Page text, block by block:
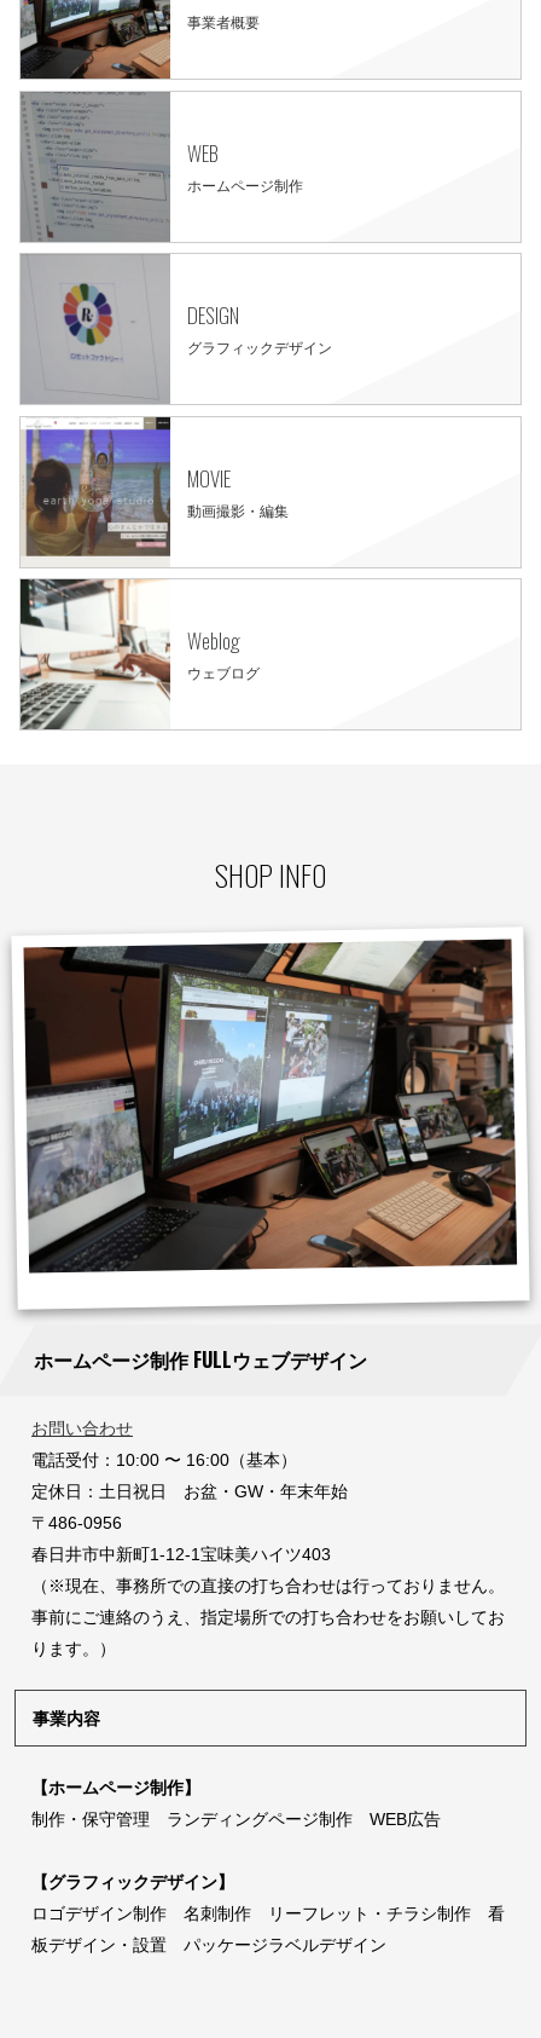
事業者概要
WEB
ホームページ制作
DESIGN
グラフィックデザイン
MOVIE
動画撮影・編集
Weblog
ウェブログ
SHOP INFO
ホームページ制作 FULLウェブデザイン
お問い合わせ
電話受付：10:00 〜 16:00（基本）
定休日：土日祝日 お盆・GW・年末年始
〒486-0956
春日井市中新町1-12-1宝味美ハイツ403
（※現在、事務所での直接の打ち合わせは行っておりません。
事前にご連絡のうえ、指定場所での打ち合わせをお願いしてお
ります。）
事業内容
【ホームページ制作】
制作・保守管理 ランディングページ制作 WEB広告
【グラフィックデザイン】
ロゴデザイン制作 名刺制作 リーフレット・チラシ制作 看
板デザイン・設置 パッケージラベルデザイン